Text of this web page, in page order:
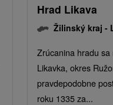
Hrad Likava
Žilinský kraj -
Zrúcanina hradu
Likavka, okres
pravdepodobne
roku 1335 za...